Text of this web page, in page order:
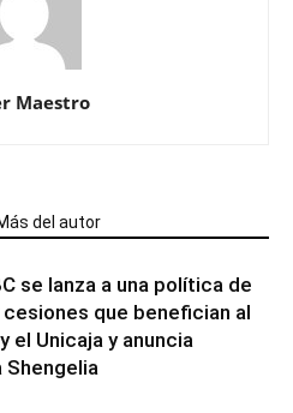
Maestro
del autor
se lanza a una política de
que benefician al
el Unicaja y anuncia
Shengelia